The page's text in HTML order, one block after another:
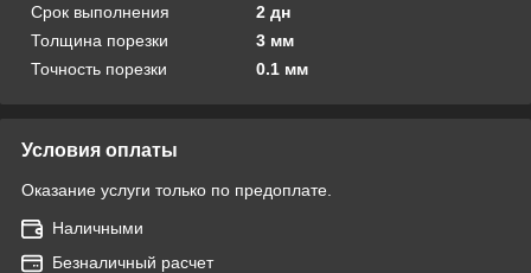
Срок выполнения
2 дн
Толщина порезки
3 мм
Точность порезки
0.1 мм
Условия оплаты
Оказание услуги только по предоплате.
Наличными
Безналичный расчет